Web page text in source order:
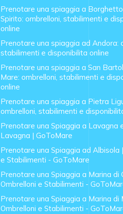
Prenotare una spiaggia a
Spirito: ombrelloni, stabilimenti e
online
Prenotare una spiaggia ad Andora:
stabilimenti e disponibilita online
Prenotare una spiaggia a San
Mare: ombrelloni, stabilimenti e
online
Prenotare una spiaggia a Pietra
ombrelloni, stabilimenti e
Prenotare una Spiaggia a Lavagna
Lavagna | GoToMare
Prenotare una Spiaggia ad Albisola
e Stabilimenti - GoToMare
Prenotare una Spiaggia a Marina di
Ombrelloni e Stabilimenti -
Prenotare una Spiaggia a Marina di
Ombrelloni e Stabilimenti -